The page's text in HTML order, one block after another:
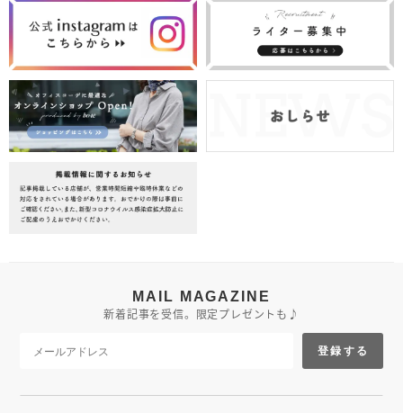
MAIL MAGAZINE
新着記事を受信。限定プレゼントも♪
登録する